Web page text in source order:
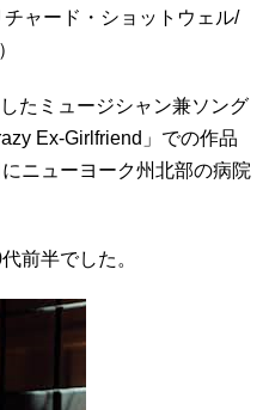
ャード・ショットウェル/
たミュージシャン兼ソング
Ex-Girlfriend」での作品
ニューヨーク州北部の病院
前半でした。